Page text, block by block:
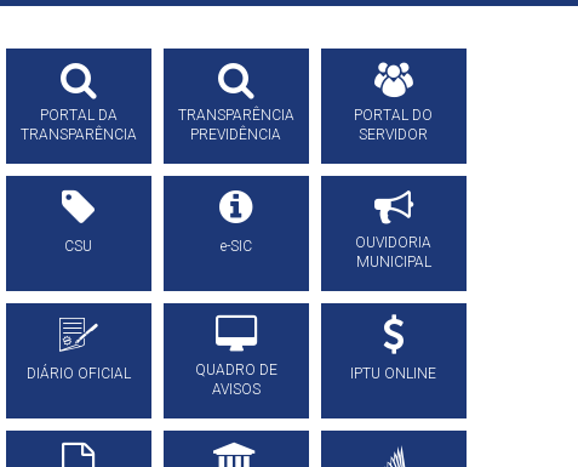
PORTAL DA
TRANSPARÊNCIA
TRANSPARÊNCIA
PREVIDÊNCIA
PORTAL DO
SERVIDOR
CSU e-SIC
OUVIDORIA
MUNICIPAL
DIÁRIO OFICIAL
QUADRO DE
AVISOS
IPTU ONLINE